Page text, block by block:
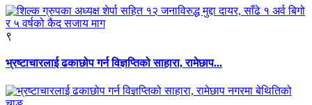
९
भ्रष्टाचारलाई ढकाछोप गर्न विज्ञप्तिको साहारा, रामेछाप...